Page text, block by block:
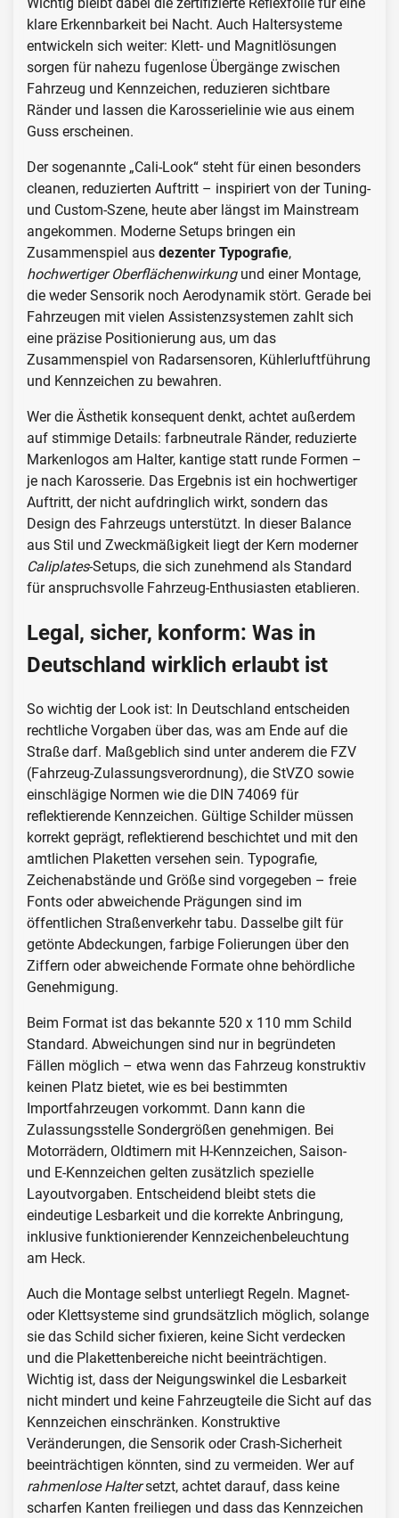
klare Erkennbarkeit bei Nacht. Auch Haltersysteme
entwickeln sich weiter: Klett- und Magnitlösungen
sorgen für nahezu fugenlose Übergänge zwischen
Fahrzeug und Kennzeichen, reduzieren sichtbare
Ränder und lassen die Karosserielinie wie aus einem
Guss erscheinen.
Der sogenannte „Cali-Look“ steht für einen besonders
cleanen, reduzierten Auftritt – inspiriert von der Tuning-
und Custom-Szene, heute aber längst im Mainstream
angekommen. Moderne Setups bringen ein
Zusammenspiel aus dezenter Typografie,
hochwertiger Oberflächenwirkungund einer Montage,
die weder Sensorik noch Aerodynamik stört. Gerade bei
Fahrzeugen mit vielen Assistenzsystemen zahlt sich
eine präzise Positionierung aus, um das
Zusammenspiel von Radarsensoren, Kühlerluftführung
und Kennzeichen zu bewahren.
Wer die Ästhetik konsequent denkt, achtet außerdem
auf stimmige Details: farbneutrale Ränder, reduzierte
Markenlogos am Halter, kantige statt runde Formen –
je nach Karosserie. Das Ergebnis ist ein hochwertiger
Auftritt, der nicht aufdringlich wirkt, sondern das
Design des Fahrzeugs unterstützt. In dieser Balance
aus Stil und Zweckmäßigkeit liegt der Kern moderner
Caliplates-Setups, die sich zunehmend als Standard
für anspruchsvolle Fahrzeug-Enthusiasten etablieren.
Legal, sicher, konform: Was in
Deutschland wirklich erlaubt ist
So wichtig der Look ist: In Deutschland entscheiden
rechtliche Vorgaben über das, was am Ende auf die
Straße darf. Maßgeblich sind unter anderem die FZV
(Fahrzeug-Zulassungsverordnung), die StVZO sowie
einschlägige Normen wie die DIN 74069 für
reflektierende Kennzeichen. Gültige Schilder müssen
korrekt geprägt, reflektierend beschichtet und mit den
amtlichen Plaketten versehen sein. Typografie,
Zeichenabstände und Größe sind vorgegeben – freie
Fonts oder abweichende Prägungen sind im
öffentlichen Straßenverkehr tabu. Dasselbe gilt für
getönte Abdeckungen, farbige Folierungen über den
Ziffern oder abweichende Formate ohne behördliche
Genehmigung.
Beim Format ist das bekannte 520 x 110 mm Schild
Standard. Abweichungen sind nur in begründeten
Fällen möglich – etwa wenn das Fahrzeug konstruktiv
keinen Platz bietet, wie es bei bestimmten
Importfahrzeugen vorkommt. Dann kann die
Zulassungsstelle Sondergrößen genehmigen. Bei
Motorrädern, Oldtimern mit H-Kennzeichen, Saison-
und E-Kennzeichen gelten zusätzlich spezielle
Layoutvorgaben. Entscheidend bleibt stets die
eindeutige Lesbarkeit und die korrekte Anbringung,
inklusive funktionierender Kennzeichenbeleuchtung
am Heck.
Auch die Montage selbst unterliegt Regeln. Magnet-
oder Klettsysteme sind grundsätzlich möglich, solange
sie das Schild sicher fixieren, keine Sicht verdecken
und die Plakettenbereiche nicht beeinträchtigen.
Wichtig ist, dass der Neigungswinkel die Lesbarkeit
nicht mindert und keine Fahrzeugteile die Sicht auf das
Kennzeichen einschränken. Konstruktive
Veränderungen, die Sensorik oder Crash-Sicherheit
beeinträchtigen könnten, sind zu vermeiden. Wer auf
rahmenlose Haltersetzt, achtet darauf, dass keine
scharfen Kanten freiliegen und dass das Kennzeichen